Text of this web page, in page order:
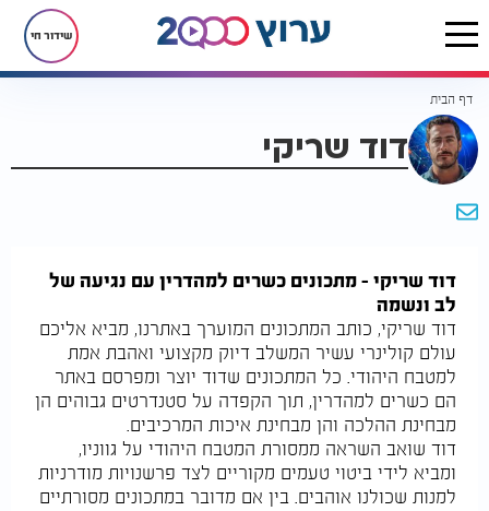
שידור חי
דף הבית
דוד שריקי
דוד שריקי – מתכונים כשרים למהדרין עם נגיעה של
לב ונשמה
דוד שריקי, כותב המתכונים המוערך באתרנו, מביא אליכם
עולם קולינרי עשיר המשלב דיוק מקצועי ואהבת אמת
למטבח היהודי. כל המתכונים שדוד יוצר ומפרסם באתר
הם כשרים למהדרין, תוך הקפדה על סטנדרטים גבוהים הן
מבחינת ההלכה והן מבחינת איכות המרכיבים.
דוד שואב השראה ממסורת המטבח היהודי על גווניו,
ומביא לידי ביטוי טעמים מקוריים לצד פרשנויות מודרניות
למנות שכולנו אוהבים. בין אם מדובר במתכונים מסורתיים